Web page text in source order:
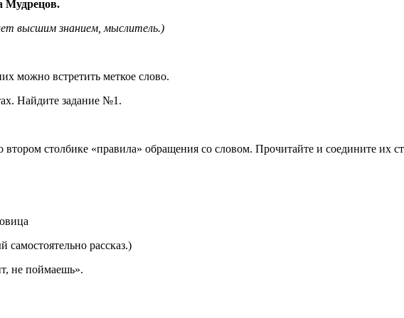
Мудрецов.
высшим знанием, мыслитель.)
можно встретить меткое слово.
Найдите задание №1.
столбике «правила» обращения со словом. Прочитайте и соедините их
самостоятельно рассказ.)
не поймаешь».